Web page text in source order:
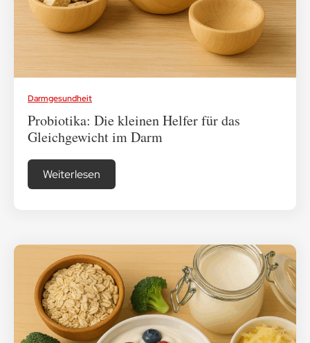
Darmgesundheit
Probiotika: Die kleinen Helfer für das
Gleichgewicht im Darm
Weiterlesen